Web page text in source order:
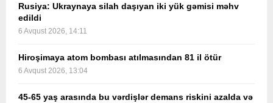
Rusiya: Ukraynaya silah daşıyan iki yük gəmisi məhv
edildi
6 Avqust 2026, 14:11
Hiroşimaya atom bombası atılmasından 81 il ötür
6 Avqust 2026, 13:04
45-65 yaş arasında bu vərdişlər demans riskini azalda və